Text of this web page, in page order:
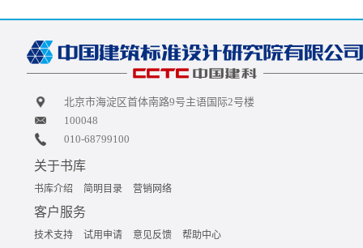
北京市海淀区首体南路9号主语国际2号楼
100048
010-68799100
关于书库
书库介绍 简明目录 营销网络
客户服务
技术支持 试用申请 意见反馈 帮助中心